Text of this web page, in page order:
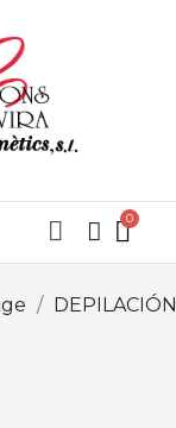
DEPILACIÓN